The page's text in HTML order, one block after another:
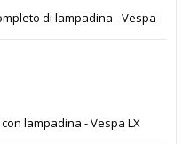
di lampadina - Vespa
lampadina - Vespa LX